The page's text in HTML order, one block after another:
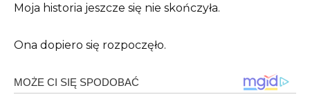
Moja historia jeszcze się nie skończyła.
Ona dopiero się rozpoczęło.